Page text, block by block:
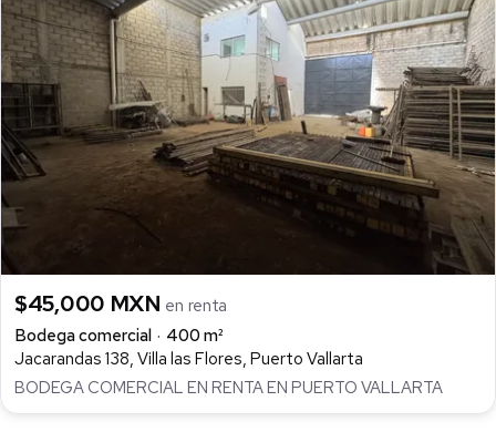
$45,000 MXN en renta
Bodega comercial
400 m²
Jacarandas 138, Villa las Flores, Puerto Vallarta
BODEGA COMERCIAL EN RENTA EN PUERTO VALLARTA